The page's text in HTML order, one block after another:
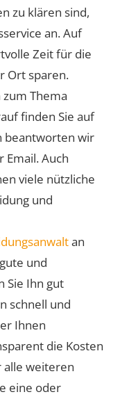
zu klären sind,
an. Auf
Zeit für die
Ort sparen.
zum Thema
finden Sie auf
beantworten wir
Auch
viele nützliche
und
an
und
Sie Ihn gut
schnell und
Ihnen
die Kosten
alle weiteren
eine oder